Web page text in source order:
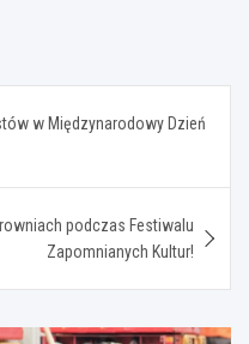
w Międzynarodowy Dzień
podczas Festiwalu
Zapomnianych Kultur!